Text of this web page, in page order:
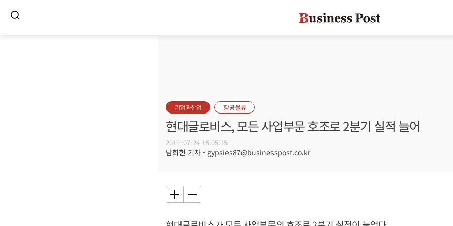
기업과산업 항공·물류
현대글로비스, 모든 사업부문 호조로 2분기 실적 늘어
2019-07-24 15:05:15
남희헌 기자 - gypsies87@businesspost.co.kr